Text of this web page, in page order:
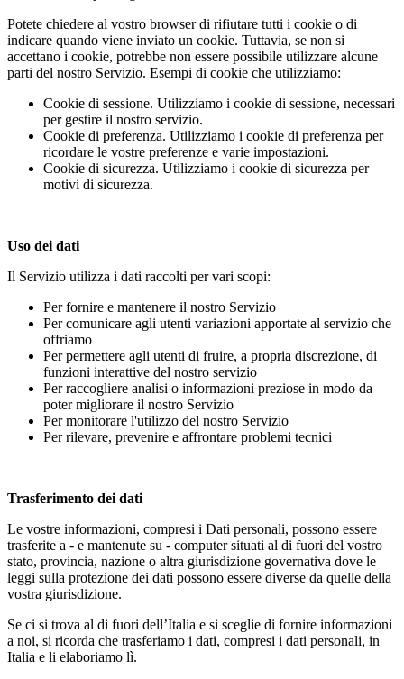
Potete chiedere al vostro browser di rifiutare tutti i cookie o di
indicare quando viene inviato un cookie. Tuttavia, se non si
accettano i cookie, potrebbe non essere possibile utilizzare alcune
parti del nostro Servizio. Esempi di cookie che utilizziamo:
Cookie di sessione. Utilizziamo i cookie di sessione, necessari
per gestire il nostro servizio.
Cookie di preferenza. Utilizziamo i cookie di preferenza per
ricordare le vostre preferenze e varie impostazioni.
Cookie di sicurezza. Utilizziamo i cookie di sicurezza per
motivi di sicurezza.
Uso dei dati
Il Servizio utilizza i dati raccolti per vari scopi:
Per fornire e mantenere il nostro Servizio
Per comunicare agli utenti variazioni apportate al servizio che
offriamo
Per permettere agli utenti di fruire, a propria discrezione, di
funzioni interattive del nostro servizio
Per raccogliere analisi o informazioni preziose in modo da
poter migliorare il nostro Servizio
Per monitorare l'utilizzo del nostro Servizio
Per rilevare, prevenire e affrontare problemi tecnici
Trasferimento dei dati
Le vostre informazioni, compresi i Dati personali, possono essere
trasferite a - e mantenute su - computer situati al di fuori del vostro
stato, provincia, nazione o altra giurisdizione governativa dove le
leggi sulla protezione dei dati possono essere diverse da quelle della
vostra giurisdizione.
Se ci si trova al di fuori dell’Italia e si sceglie di fornire informazioni
a noi, si ricorda che trasferiamo i dati, compresi i dati personali, in
Italia e li elaboriamo lì.